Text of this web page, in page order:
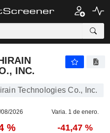
INC.
Technologies Co., Inc.
2026 Varia. 1 de enero.
% -41,47 %